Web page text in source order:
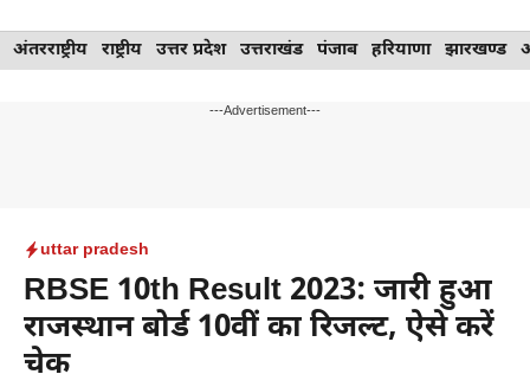
Skip
to
अंतरराष्ट्रीय राष्ट्रीय उत्तर प्रदेश उत्तराखंड पंजाब हरियाणा झारखण्ड
---Advertisement---
uttar pradesh
RBSE 10th Result 2023: जारी हुआ
राजस्थान बोर्ड 10वीं का रिजल्ट, ऐसे करें
चेक